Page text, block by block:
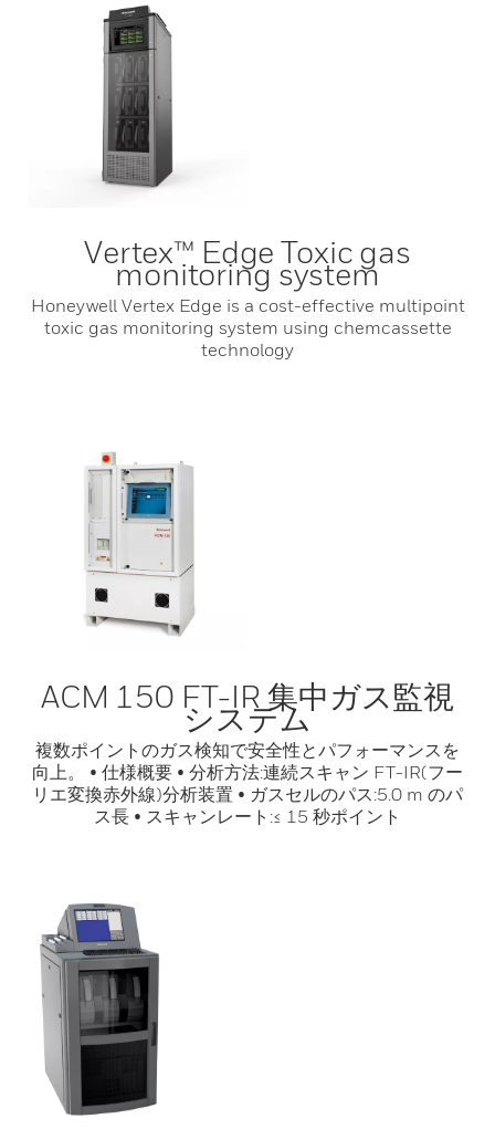
Vertex™ Edge Toxic gas
monitoring system
Honeywell Vertex Edge is a cost-effective multipoint
toxic gas monitoring system using chemcassette
technology
ACM 150 FT-IR 集中ガス監視
システム
複数ポイントのガス検知で安全性とパフォーマンスを
向上。 • 仕様概要 • 分析方法:連続スキャン FT-IR(フー
リエ変換赤外線)分析装置 • ガスセルのパス:5.0 m のパ
ス長 • スキャンレート:≤ 15 秒ポイント